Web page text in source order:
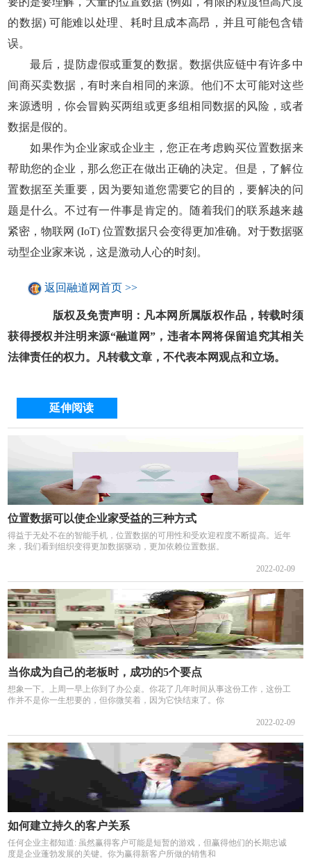
的数据) 可能难以处理、耗时且成本高昂，并且可能包含错
误。
最后，提防虚假或重复的数据。数据供应链中有许多中
间商买卖数据，有时来自相同的来源。他们不太可能对这些
来源透明，你会冒购买两组或更多组相同数据的风险，或者
数据是假的。
如果作为企业家或企业主，您正在考虑购买位置数据来
帮助您的企业，那么您正在做出正确的决定。但是，了解位
置数据至关重要，因为要知道您需要它的目的，要解决的问
题是什么。不过有一件事是肯定的。随着我们的联系越来越
紧密，物联网 (IoT) 位置数据只会变得更加准确。对于数据驱
动型企业家来说，这是激动人心的时刻。
返回融道网首页 >>
版权及免责声明：凡本网所属版权作品，转载时须
获得授权并注明来源“融道网”，违者本网将保留追究其相关
法律责任的权力。凡转载文章，不代表本网观点和立场。
延伸阅读
位置数据可以使企业家受益的三种方式
得益于无处不在的智能手机，位置数据的可用性和受欢迎程度不断提高。近年
来，我们看到组织变得更加数据驱动，更加依赖位置数据。
2022-02-09
当你成为自己的老板时，成功的5个要点
想象一下。上周一早上你到了办公桌。你花了几年时间从事这份工作，这份工
作并不是你一生想要的，但你微笑着，因为它快结束了。你
2022-02-09
如何建立持久的客户关系
任何企业主都知道: 虽然赢得客户可能是短暂的游戏，但赢得他们的长期忠诚
度是企业蓬勃发展的关键。你为赢得新客户所做的销售和